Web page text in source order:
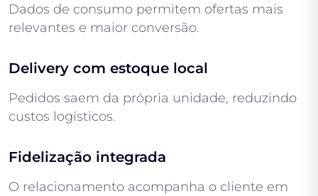
Dados de consumo permitem ofertas mais
relevantes e maior conversão.
Delivery com estoque local
Pedidos saem da própria unidade, reduzindo
custos logísticos.
Fidelização integrada
O relacionamento acompanha o cliente em